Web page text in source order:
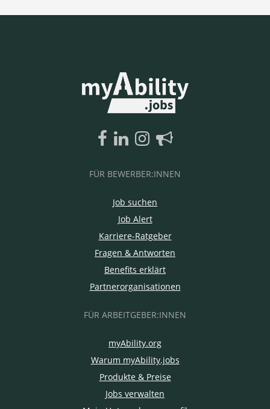
FÜR BEWERBER:INNEN
Job suchen
Job Alert
Karriere-Ratgeber
Fragen & Antworten
Benefits erklärt
Partnerorganisationen
FÜR ARBEITGEBER:INNEN
myAbility.org
Warum myAbility.jobs
Produkte & Preise
Jobs verwalten